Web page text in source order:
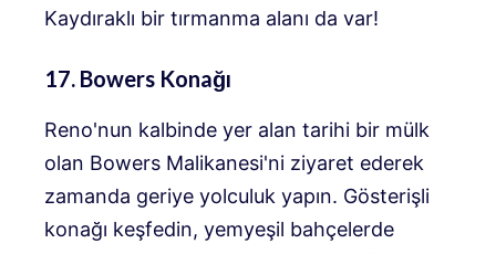
Kaydıraklı bir tırmanma alanı da var!
17. Bowers Konağı
Reno'nun kalbinde yer alan tarihi bir mülk
olan Bowers Malikanesi'ni ziyaret ederek
zamanda geriye yolculuk yapın. Gösterişli
konağı keşfedin, yemyeşil bahçelerde